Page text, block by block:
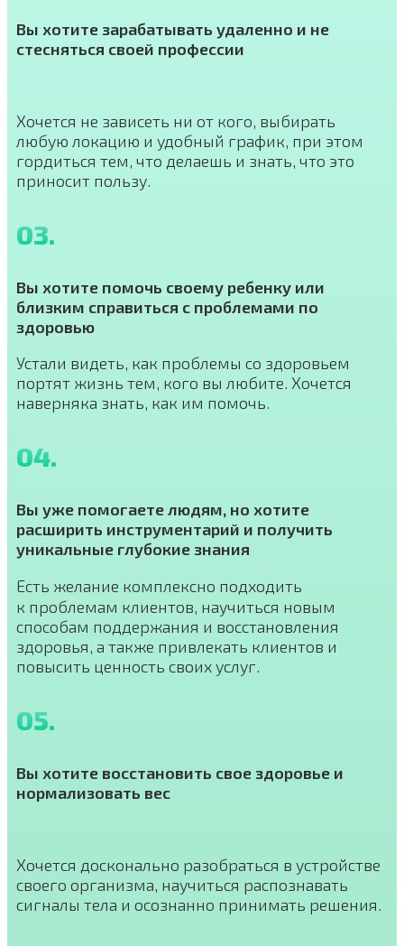
Вы хотите зарабатывать удаленно и не
стесняться своей профессии
Хочется не зависеть ни от кого, выбирать
любую локацию и удобный график, при этом
гордиться тем, что делаешь и знать, что это
приносит пользу.
03.
Вы хотите помочь своему ребенку или
близким справиться с проблемами по
здоровью
Устали видеть, как проблемы со здоровьем
портят жизнь тем, кого вы любите. Хочется
наверняка знать, как им помочь.
04.
Вы уже помогаете людям, но хотите
расширить инструментарий и получить
уникальные глубокие знания
Есть желание комплексно подходить
к проблемам клиентов, научиться новым
способам поддержания и восстановления
здоровья, а также привлекать клиентов и
повысить ценность своих услуг.
05.
Вы хотите восстановить свое здоровье и
нормализовать вес
Хочется досконально разобраться в устройстве
своего организма, научиться распознавать
сигналы тела и осознанно принимать решения.